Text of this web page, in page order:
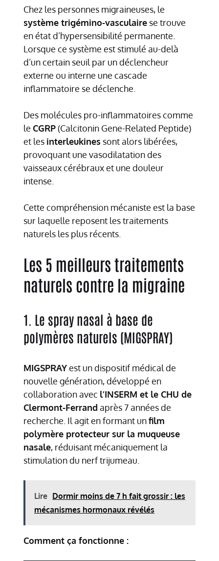
Chez les personnes migraineuses, le
système trigémino-vasculaire se trouve
en état d’hypersensibilité permanente.
Lorsque ce système est stimulé au-delà
d’un certain seuil par un déclencheur
externe ou interne une cascade
inflammatoire se déclenche.
Des molécules pro-inflammatoires comme
le CGRP (Calcitonin Gene-Related Peptide)
et les interleukines sont alors libérées,
provoquant une vasodilatation des
vaisseaux cérébraux et une douleur
intense.
Cette compréhension mécaniste est la base
sur laquelle reposent les traitements
naturels les plus récents.
Les 5 meilleurs traitements
naturels contre la migraine
1. Le spray nasal à base de
polymères naturels (MIGSPRAY)
MIGSPRAYest un dispositif médical de
nouvelle génération, développé en
collaboration avec l’INSERM et le CHU de
Clermont-Ferrand après 7 années de
recherche. Il agit en formant unfilm
polymère protecteur sur la muqueuse
nasale, réduisant mécaniquement la
stimulation du nerf trijumeau.
Lire Dormir moins de 7 h fait grossir : les
mécanismes hormonaux révélés
Comment ça fonctionne :